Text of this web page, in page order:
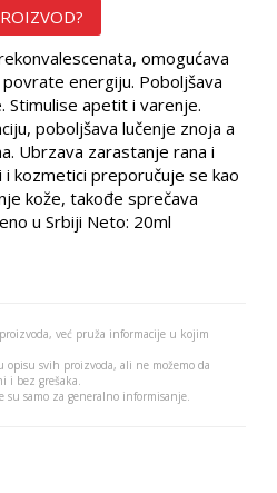
omogućava
energiju. Poboljšava
Stimulise apetit i varenje.
poboljšava lučenje znoja a
Ubrzava zarastanje rana i
i kozmetici preporučuje se kao
kože, takođe sprečava
u Srbiji Neto: 20ml
već pruža informacije u kojim
svih proizvoda, ali ne možemo da
i bez grešaka.
samo za generalno informisanje.